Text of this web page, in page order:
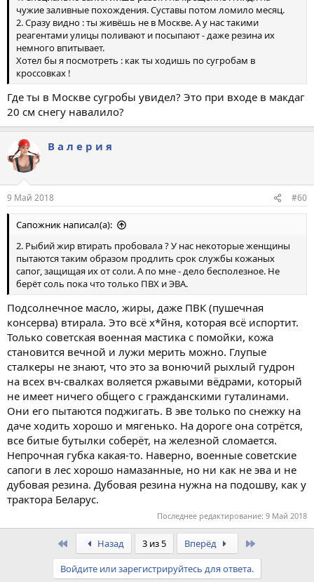
чужие заливные похождения. Суставы потом ломило месяц.
2. Сразу видно : ты живёшь не в Москве. А у нас такими
реагентами улицы поливают и посыпают - даже резина их
немного впитывает.
Хотел бы я посмотреть : как ты ходишь по сугробам в
кроссовках !
Где ты в Москве сугробы увидел? Это при входе в макдаг
20 см снегу навалило?
В а л е р и я
9 Май 2018 #60
Сапожник написал(а):
2. Рыбий жир втирать пробовала ? У нас некоторые женщины
пытаются таким образом продлить срок службы кожаных
сапог, защищая их от соли. А по мне - дело бесполезное. Не
берёт соль пока что только ПВХ и ЭВА.
Подсолнечное масло, жиры, даже ПВК (пушечная
консерва) втирала. Это всё х*йня, которая всё испортит.
Только советская военная мастика с помойки, кожа
становится вечной и лужи мерить можно. Глупые
сталкеры не знают, что это за вонючий рыхлый гудрон
на всех вч-свалках воляется ржавыми вёдрами, который
не имеет ничего общего с гражданскими гуталинами.
Они его пытаются поджигать. В эве только по снежку на
даче ходить хорошо и мягенько. На дороге она сотрётся,
все битые бутылки соберёт, на железной сломается.
Непрочная губка какая-то. Наверно, военные советские
сапоги в лес хорошо намазанные, но ни как не эва и не
дубовая резина. Дубовая резина нужна на подошву, как у
трактора Беларус.
Последнее редактирование: 9 Май 2018
Назад 3 из 5 Вперёд
Войдите или зарегистрируйтесь для ответа.